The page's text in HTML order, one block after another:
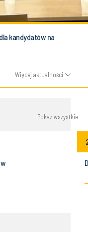
kandydatów na
Więcej aktualności
Pokaż wszystkie